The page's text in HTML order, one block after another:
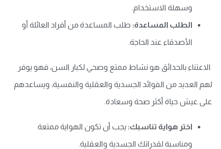
وسهلة الاستخدام.
الطلب المساعدة: طلب المساعدة من أفراد العائلة أو
الأصدقاء عند الحاجة.
الاعتناء بالحدائق هو نشاط ممتع وصحي لكبار السن، فهو يوفر
لهم العديد من الفوائد الجسدية والعقلية والنفسية، ويساعدهم
على عيش حياة أكثر صحة وسعادة.
اختر هواية تناسبك: يجب أن تكون الهواية ممتعة
ومناسبة لقدراتك الجسدية والعقلية.